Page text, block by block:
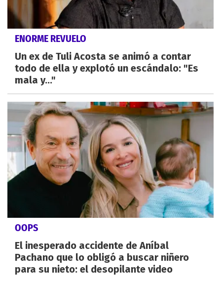
ENORME REVUELO
Un ex de Tuli Acosta se animó a contar
todo de ella y explotó un escándalo: "Es
mala y..."
OOPS
El inesperado accidente de Aníbal
Pachano que lo obligó a buscar niñero
para su nieto: el desopilante video